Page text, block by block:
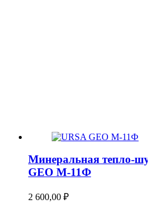
Минеральная тепло-
GEO М-11Ф
2 600,00 ₽